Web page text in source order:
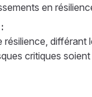
en
résilience, différant
critiques soient